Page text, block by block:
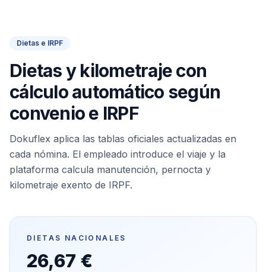
Dietas e IRPF
Dietas y kilometraje con
cálculo automático según
convenio e IRPF
Dokuflex aplica las tablas oficiales actualizadas en
cada nómina. El empleado introduce el viaje y la
plataforma calcula manutención, pernocta y
kilometraje exento de IRPF.
DIETAS NACIONALES
26,67 €